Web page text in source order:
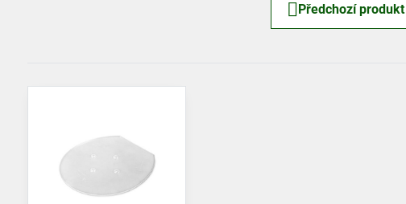
Předchozí produkt